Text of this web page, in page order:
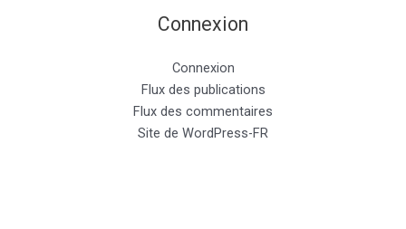
Connexion
Connexion
Flux des publications
Flux des commentaires
Site de WordPress-FR